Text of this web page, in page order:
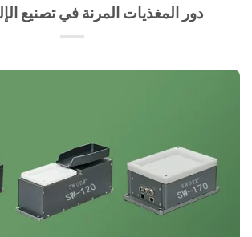
دور المغذيات المرنة في تصنيع